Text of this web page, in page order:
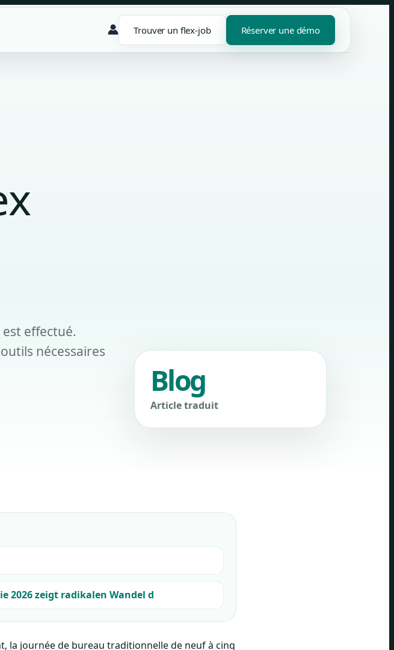
Trouver un flex-job Réserver une démo
effectué.
nécessaires
Blog
Article traduit
2026 zeigt radikalen Wandel d
la journée de bureau traditionnelle de neuf à cinq